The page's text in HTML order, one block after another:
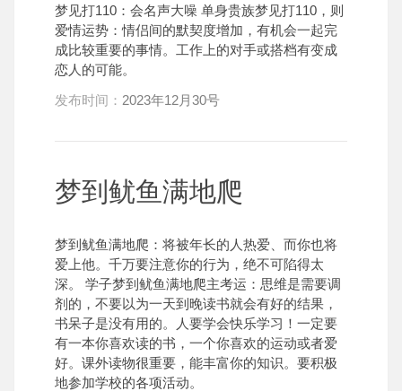
梦见打110：会名声大噪 单身贵族梦见打110，则
爱情运势：情侣间的默契度增加，有机会一起完
成比较重要的事情。工作上的对手或搭档有变成
恋人的可能。
发布时间： 2023年12月30号
梦到鱿鱼满地爬
梦到鱿鱼满地爬：将被年长的人热爱、而你也将
爱上他。千万要注意你的行为，绝不可陷得太
深。 学子梦到鱿鱼满地爬主考运：思维是需要调
剂的，不要以为一天到晚读书就会有好的结果，
书呆子是没有用的。人要学会快乐学习！一定要
有一本你喜欢读的书，一个你喜欢的运动或者爱
好。课外读物很重要，能丰富你的知识。要积极
地参加学校的各项活动。